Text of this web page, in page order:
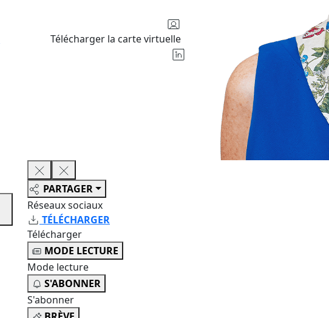
Télécharger la carte virtuelle
PARTAGER
Réseaux sociaux
TÉLÉCHARGER
Télécharger
MODE LECTURE
Mode lecture
S'ABONNER
S'abonner